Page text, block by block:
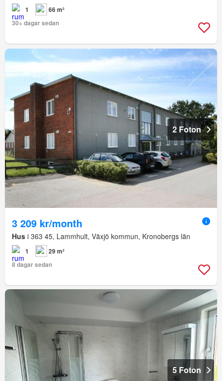
1
66 m²
30+ dagar sedan
2 Foton
3 209 kr/month
Hus i 363 45, Lammhult, Växjö kommun, Kronobergs län
1
29 m²
8 dagar sedan
5 Foton